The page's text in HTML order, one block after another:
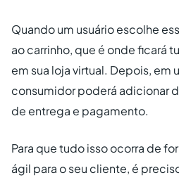
Quando um usuário escolhe
ao carrinho, que é onde ficará
em sua loja virtual. Depois, em
consumidor poderá adicionar
de entrega e pagamento.
Para que tudo isso ocorra de
ágil para o seu cliente, é